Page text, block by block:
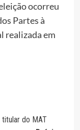
ocorreu
Partes à
realizada em
titular do MAT